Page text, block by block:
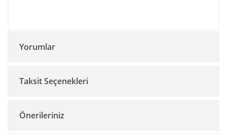
Yorumlar
Bu ürüne ilk yorumu siz yapın!
Taksit Seçenekleri
Önerileriniz